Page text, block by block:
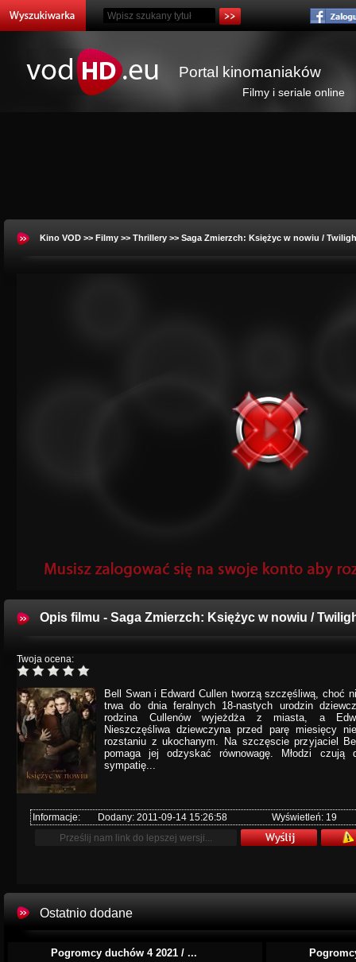
Portal kinomaniaków
Filmy i seriale online
Kino VOD >> Filmy >> Thrillery >> Saga Zmierzch: Księżyc w nowiu /
Opis filmu - Saga Zmierzch: Księżyc w nowiu /
Twoja ocena:
Bell Swan i Edward Cullen tworzą szczęśliwą, choć
trwa do dnia feralnych 18-nastych urodzin
rodzina Cullenów wyjeżdża z miasta, a
Nieszczęśliwa dziewczyna przed parę miesięcy
rozstaniu z ukochanym. Na szczęscie przyjaciel
pomaga jej odzyskać równowagę. Młodzi czują
sympatię...
Informacje: Dodany: 2011-09-14 15:26:58 Wyświetleń: 19
Ostatnio dodane
Pogromcy duchów 4 2021 / ...